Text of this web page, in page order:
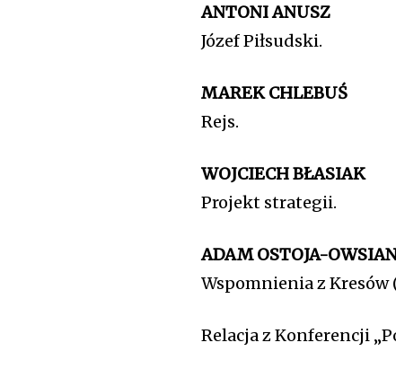
ANTONI ANUSZ
Józef Piłsudski.
MAREK CHLEBUŚ
Rejs.
WOJCIECH BŁASIAK
Projekt strategii.
ADAM OSTOJA-
Wspomnienia z Kresów
Relacja z Konferencji